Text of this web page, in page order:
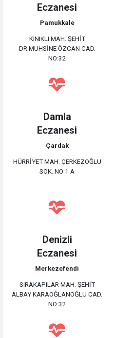
Eczanesi
Pamukkale
KINIKLI MAH. ŞEHİT
DR.MUHSİNE ÖZCAN CAD.
NO:32
Damla
Eczanesi
Çardak
HÜRRİYET MAH. ÇERKEZOĞLU
SOK. NO:1 A
Denizli
Eczanesi
Merkezefendi
SIRAKAPILAR MAH. ŞEHİT
ALBAY KARAOĞLANOĞLU CAD.
NO:32